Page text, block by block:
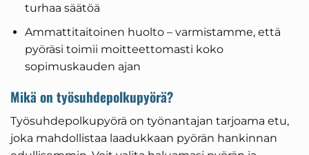
turhaa säätöä
Ammattitaitoinen huolto – varmistamme, että
pyöräsi toimii moitteettomasti koko
sopimuskauden ajan
Mikä on työsuhdepolkupyörä?
Työsuhdepolkupyörä on työnantajan tarjoama etu,
joka mahdollistaa laadukkaan pyörän hankinnan